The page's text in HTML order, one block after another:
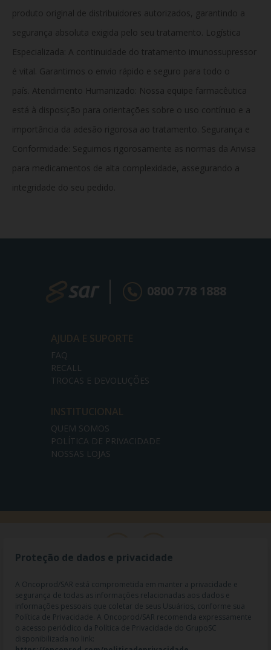
produto original de distribuidores autorizados, garantindo a
segurança absoluta exigida pelo seu tratamento. Logística
Especializada: A continuidade do tratamento imunossupressor
é vital. Garantimos o envio rápido e seguro para todo o
país. Atendimento Humanizado: Nossa equipe farmacêutica
está à disposição para orientações sobre o uso contínuo e a
importância da adesão rigorosa ao tratamento. Segurança e
Conformidade: Seguimos rigorosamente as normas da Anvisa
para medicamentos de alta complexidade, assegurando a
integridade do seu pedido.
0800 778 1888
AJUDA E SUPORTE
FAQ
RECALL
TROCAS E DEVOLUÇÕES
INSTITUCIONAL
QUEM SOMOS
POLÍTICA DE PRIVACIDADE
NOSSAS LOJAS
Proteção de dados e privacidade
A Oncoprod/SAR está comprometida em manter a privacidade e
segurança de todas as informações relacionadas aos dados e
informações pessoais que coletar de seus Usuários, conforme sua
Política de Privacidade. A Oncoprod/SAR recomenda expressamente
o acesso periódico da Política de Privacidade do GrupoSC
disponibilizada no link: